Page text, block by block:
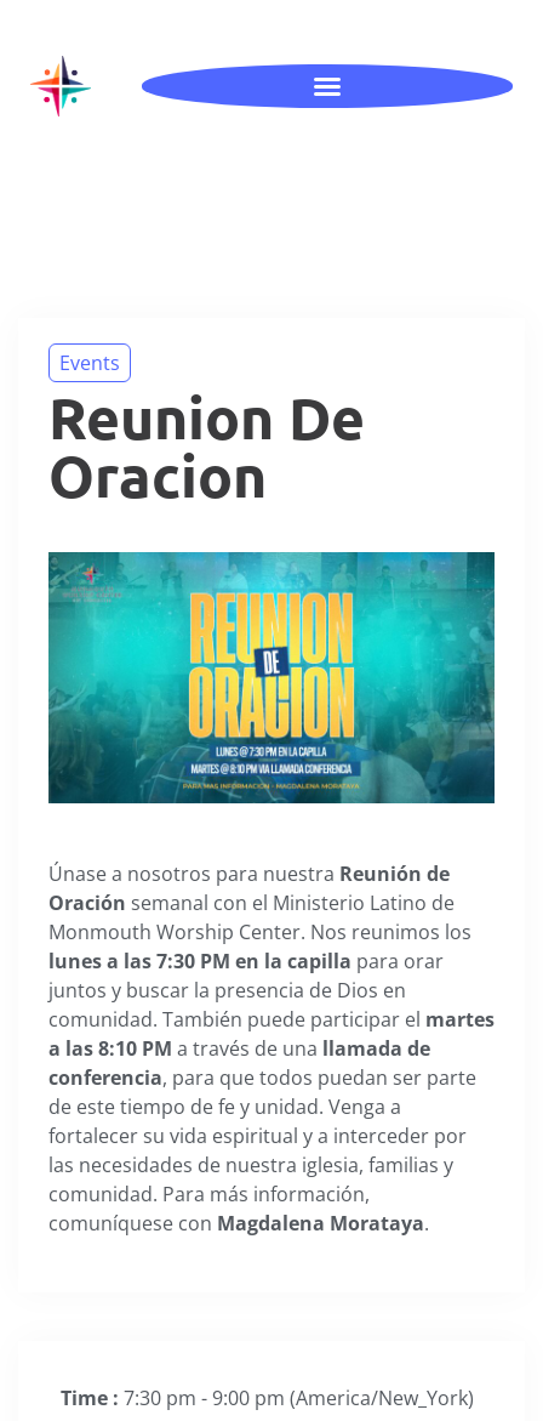
Events
Reunion De
Oracion
Únase a nosotros para nuestra Reunión de
Oración semanal con el Ministerio Latino de
Monmouth Worship Center. Nos reunimos los
lunes a las 7:30 PM en la capilla para orar
juntos y buscar la presencia de Dios en
comunidad. También puede participar el martes
a las 8:10 PM a través de una llamada de
conferencia, para que todos puedan ser parte
de este tiempo de fe y unidad. Venga a
fortalecer su vida espiritual y a interceder por
las necesidades de nuestra iglesia, familias y
comunidad. Para más información,
comuníquese con Magdalena Morataya.
Time : 7:30 pm - 9:00 pm (America/New_York)